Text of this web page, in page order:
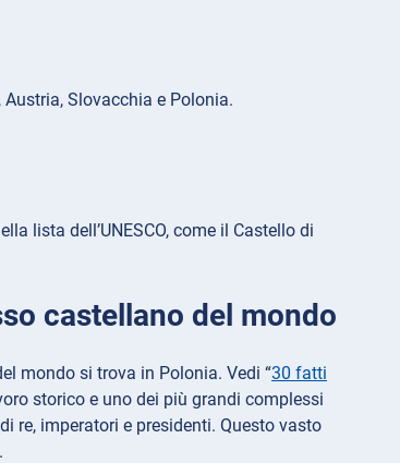
Slovacchia e Polonia.
lista dell’UNESCO, come il Castello di
castellano del mondo
mondo si trova in Polonia. Vedi “30 fatti
storico e uno dei più grandi complessi
re, imperatori e presidenti. Questo vasto